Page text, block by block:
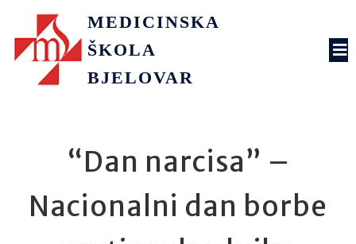
MEDICINSKA
ŠKOLA
BJELOVAR
“Dan narcisa” –
Nacionalni dan borbe